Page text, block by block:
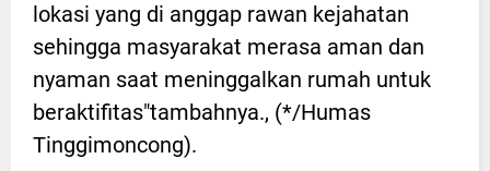
lokasi yang di anggap rawan kejahatan
sehingga masyarakat merasa aman dan
nyaman saat meninggalkan rumah untuk
beraktifitas"tambahnya., (*/Humas
Tinggimoncong).